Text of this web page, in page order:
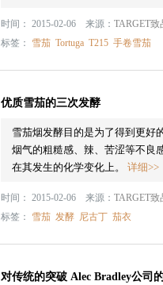
时间： 2015-02-06 来源： TARGET致
标签： 雪茄 Tortuga T215 手卷雪茄
优质雪茄的三次发酵
雪茄烟发酵目的是为了得到更好
烟气的粗糙感、辣、苦涩等不良
在其发生的化学变化上。 详细>>
时间： 2015-02-06 来源： TARGET致
标签： 雪茄 发酵 尼古丁 茄衣
对传统的突破 Alec Bradley公司